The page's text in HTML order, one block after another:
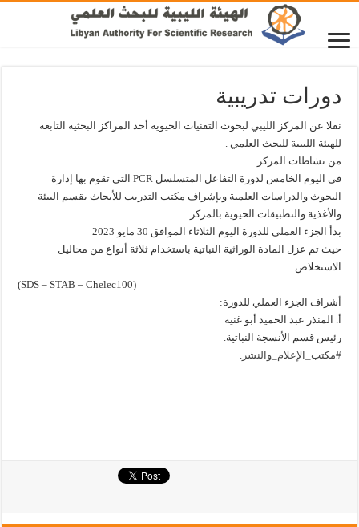
دورات تدريبية
نقلا عن المركز الليبي لبحوث التقنيات الحيوية أحد المراكز البحثية التابعة
للهيئة الليبية للبحث العلمي .
من نشاطات المركز.
في اليوم الخامس لدورة التفاعل المتسلسل PCR التي تقوم بها إدارة
البحوث والدراسات العلمية وبإشراف مكتب التدريب للأبحاث بقسم البيئة
والأغذية والتطبيقات الحيوية بالمركز
بدأ الجزء العملي للدورة اليوم الثلاثاء الموافق 30 مايو 2023
حيث تم عزل المادة الوراثية النباتية باستخدام ثلاثة أنواع من محاليل
الاستخلاص:
(SDS – STAB – Chelec100)
أشراف الجزء العملي للدورة:
أ. المنذر عبد الحميد أبو غنية
رئيس قسم الأنسجة النباتية.
#مكتب_الإعلام_والنشر.